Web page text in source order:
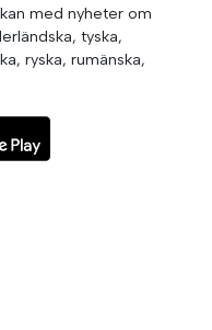
med nyheter om
tyska,
ryska, rumänska,